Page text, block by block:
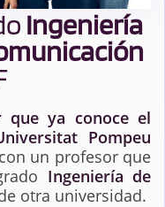
Ingeniería
que ya conoce el
Pompeu
un profesor que
Ingeniería de
otra universidad.